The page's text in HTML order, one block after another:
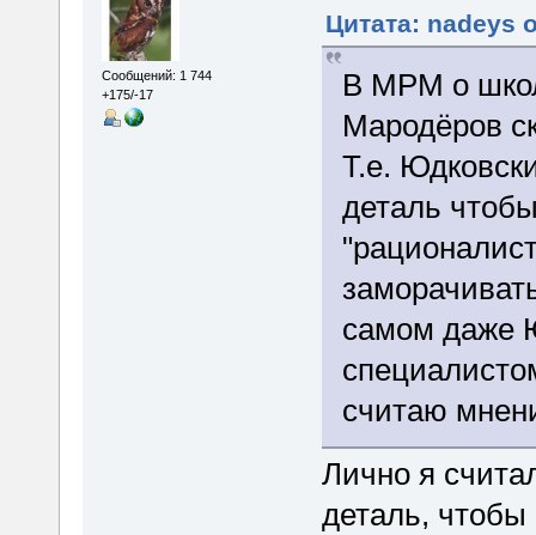
Сообщений: 1 744
+175/-17
Цитата: nadeys
В МРМ о
Мародёров
Т.е.
деталь
самом даже
считаю
Лично я
деталь, чтобы